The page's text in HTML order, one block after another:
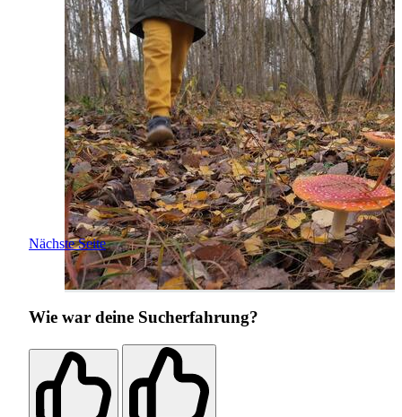
Nächste Seite
Wie war deine Sucherfahrung?